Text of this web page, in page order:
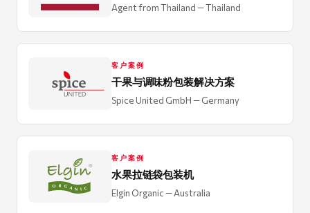
Agent from Thailand— Thailand
客户案例
干果与调味粉包装解决方案
Spice United GmbH— Germany
客户案例
水果拉链袋包装机
Elgin Organic— Australia